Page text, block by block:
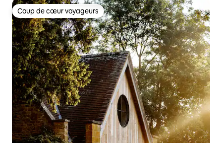
Coup de cœur voyageurs
Coup de cœur voyageurs